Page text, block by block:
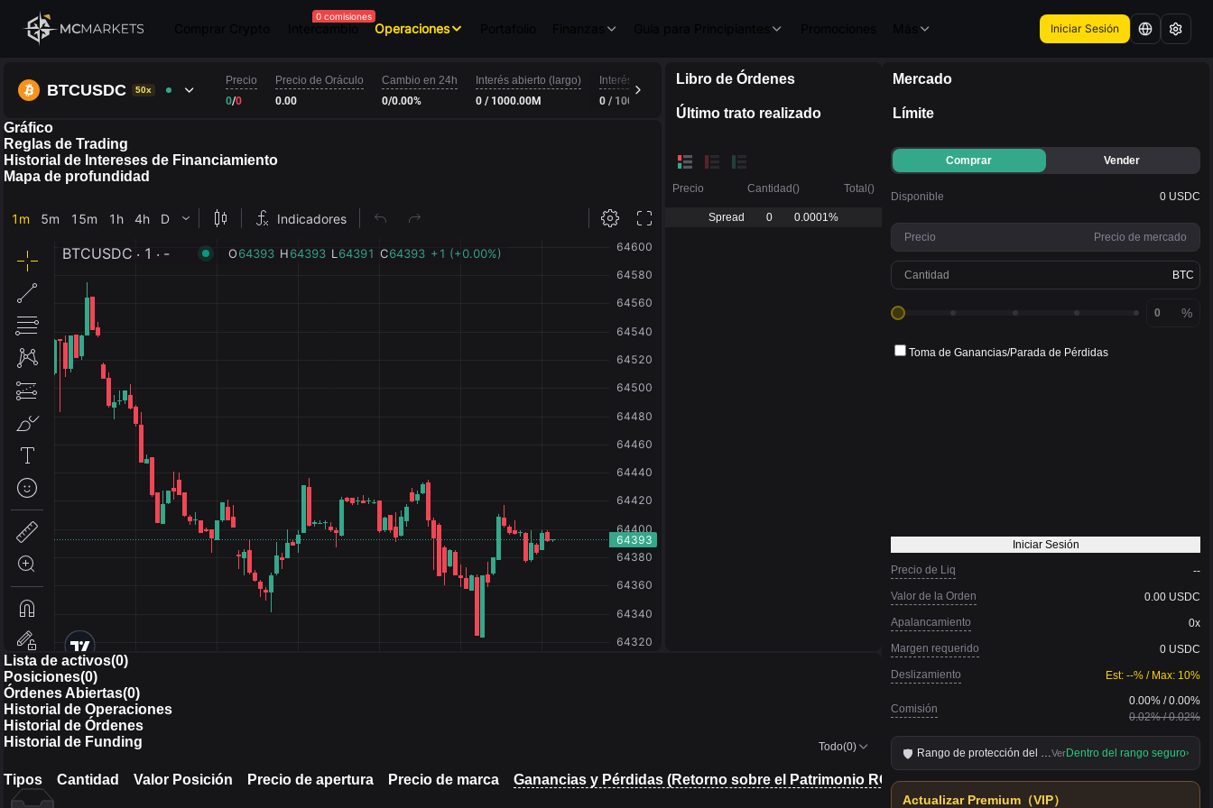
0 comisiones
Operaciones Iniciar Sesión
BTCUSDC 50x
Precio
0/0
Precio de Oráculo
0.00
Cambio en 24h
0/0.00%
Interés abierto (largo)
0 / 1000.00M
Interés abierto (corto)
0 / 1000.00M
Interés de Financiamiento (L/S)
Cuenta Regresiva
Gráfico
Reglas de Trading
Historial de Intereses de Financiamiento
Mapa de profundidad
Libro de Órdenes
Último trato realizado
Precio Cantidad() Total()
Spread 0 0.0001%
Lista de activos(0)
Posiciones(0)
Órdenes Abiertas(0)
Historial de Operaciones
Historial de Órdenes
Historial de Funding
Todo(0)
Tipos Cantidad Valor Posición Precio de apertura Precio de marca Ganancias y Pérdidas (Retorno sobre el Patrimonio ROE%) Precio de Liq Margen
Intereses de
Tipos
Ganancias y Pérdidas (Retorno sobre el Patrimonio ROE%) Precio de Liq Margen
Mercado
Límite
Comprar Vender
Disponible 0 USDC
Precio Precio de mercado
Cantidad BTC
%
Toma de Ganancias/Parada de Pérdidas
Iniciar Sesión
Precio de Liq
--
Valor de la Orden 0.00 USDC
Apalancamiento 0x
Margen requerido 0 USDC
Deslizamiento Est: --% / Max: 10%
Comisión
0.00% /0.00%
0.02% /0.02%
🛡 Rango de protección del precio de ejecución
VerDentro del rango seguro›
Actualizar Premium（VIP）